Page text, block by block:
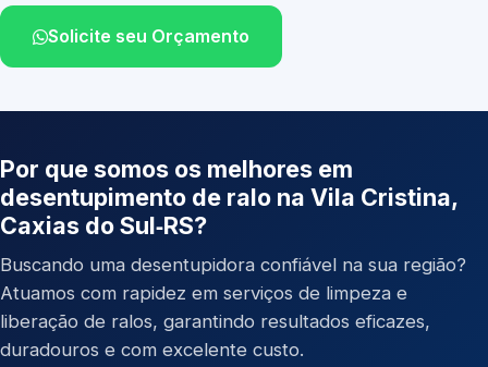
Solicite seu Orçamento
Por que somos os melhores em
desentupimento de ralo na Vila Cristina,
Caxias do Sul‑RS?
Buscando uma desentupidora confiável na sua região?
Atuamos com rapidez em serviços de limpeza e
liberação de ralos, garantindo resultados eficazes,
duradouros e com excelente custo.